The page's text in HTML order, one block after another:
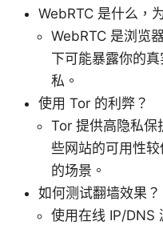
WebRTC 是什么，
WebRTC 是浏览
下可能暴露你的
私。
使用 Tor 的利弊？
Tor 提供高隐私保
些网站的可用性
的场景。
如何测试翻墙效果？
使用在线 IP/DNS